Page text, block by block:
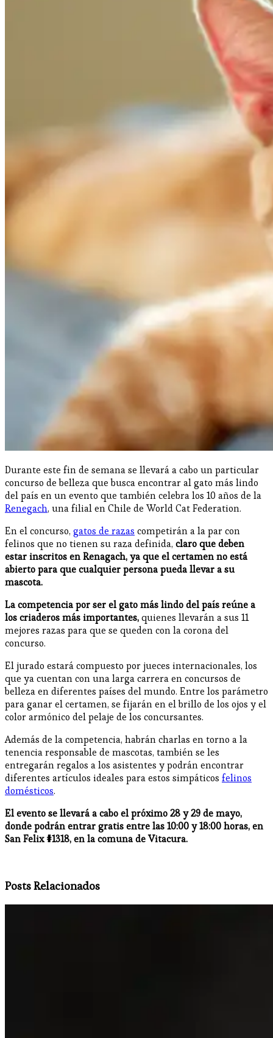
Durante este fin de semana se llevará a cabo un particular
concurso de belleza que busca encontrar al gato más lindo
del país en un evento que también celebra los 10 años de la
Renegach, una filial en Chile de World Cat Federation.
En el concurso, gatos de razas competirán a la par con
felinos que no tienen su raza definida, claro que deben
estar inscritos en Renagach, ya que el certamen no está
abierto para que cualquier persona pueda llevar a su
mascota.
La competencia por ser el gato más lindo del país reúne a
los criaderos más importantes,quienes llevarán a sus 11
mejores razas para que se queden con la corona del
concurso.
El jurado estará compuesto por jueces internacionales, los
que ya cuentan con una larga carrera en concursos de
belleza en diferentes países del mundo. Entre los parámetro
para ganar el certamen, se fijarán en el brillo de los ojos y el
color armónico del pelaje de los concursantes.
Además de la competencia, habrán charlas en torno a la
tenencia responsable de mascotas, también se les
entregarán regalos a los asistentes y podrán encontrar
diferentes artículos ideales para estos simpáticos felinos
domésticos.
El evento se llevará a cabo el próximo 28 y 29 de mayo,
donde podrán entrar gratis entre las 10:00 y 18:00 horas, en
San Felix #1318, en la comuna de Vitacura.
Posts Relacionados